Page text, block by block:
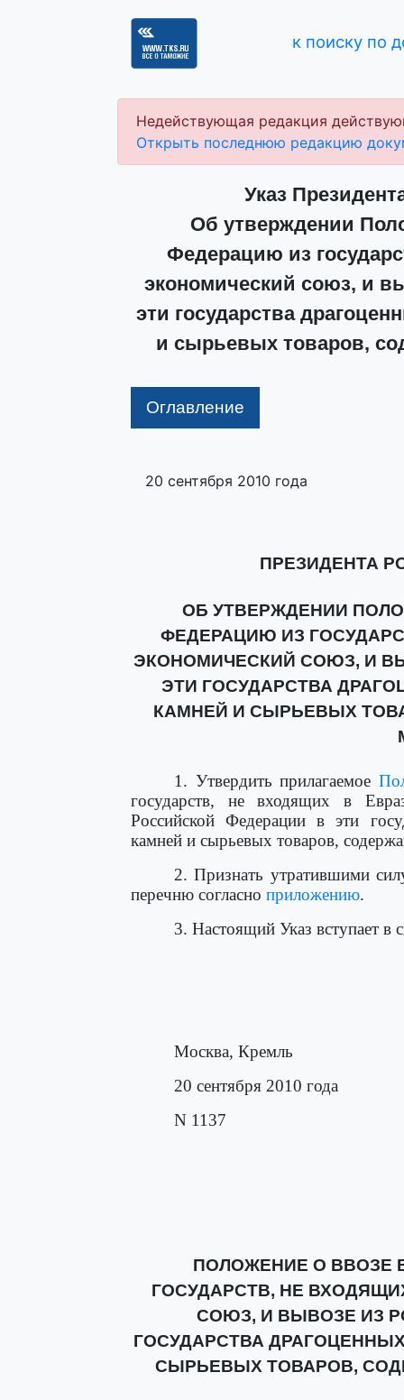
к поиску по
Недействующая редакция
Открыть последнюю редакцию
Указ
Об утверждении
Федерацию из
экономический союз, и
эти государства
и сырьевых товаров,
Оглавление
20 сентября 2010 года
ПРЕЗИДЕНТА
ОБ УТВЕРЖДЕНИИ
ФЕДЕРАЦИЮ ИЗ
ЭКОНОМИЧЕСКИЙ СОЮЗ, И
ЭТИ ГОСУДАРСТВА
КАМНЕЙ И СЫРЬЕВЫХ
1. Утвердить прилагаемое
государств, не входящих в
Российской Федерации в эти
камней и сырьевых товаров,
2. Признать утратившими
перечню согласно приложению.
3. Настоящий Указ вступает в
Москва, Кремль
20 сентября 2010 года
N 1137
ПОЛОЖЕНИЕ О ВВОЗЕ
ГОСУДАРСТВ, НЕ
СОЮЗ, И ВЫВОЗЕ ИЗ
ГОСУДАРСТВА
СЫРЬЕВЫХ ТОВАРОВ,